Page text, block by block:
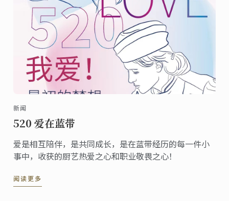
新闻
520 爱在蓝带
爱是相互陪伴，是共同成长，是在蓝带经历的每一件小
事中，收获的厨艺热爱之心和职业敬畏之心！
阅读更多